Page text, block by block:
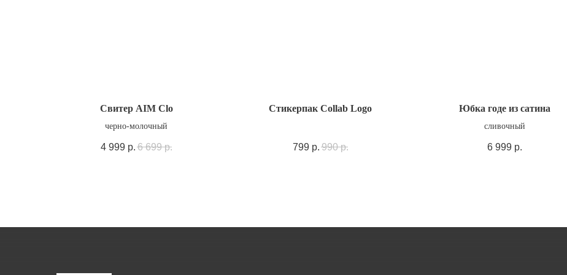
Свитер AIM Clo
черно-молочный
4 999 р. 6 699 р.
Стикерпак Collab Logo
799 р. 990 р.
Юбка годе из сатина
сливочный
6 999 р.